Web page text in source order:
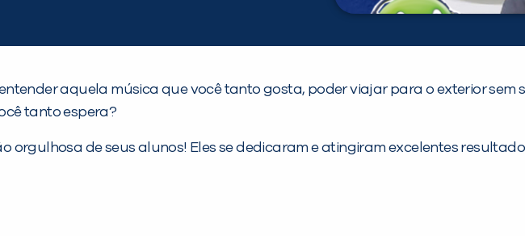
aquela música que você tanto gosta, poder viajar para o exterior sem
tanto espera?
orgulhosa de seus alunos! Eles se dedicaram e atingiram excelentes